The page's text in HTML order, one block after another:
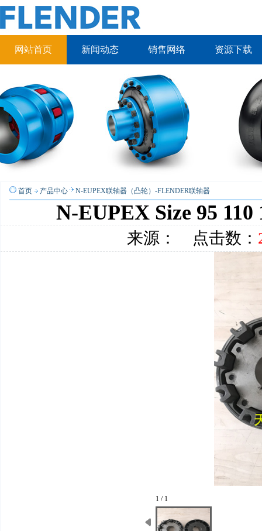
网站首页 新闻动态 销售网络 资源下载
首页 产品中心 N-EUPEX联轴器（凸轮）-FLENDER联轴器
N-EUPEX Size 95
来源： 点击数：
1 / 1